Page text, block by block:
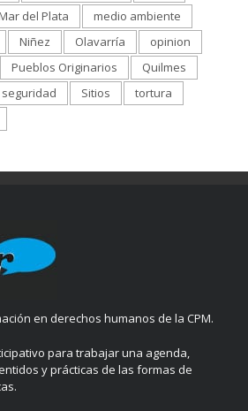
del Plata
medio ambiente
Niñez Olavarría
opinion
Pueblos Originarios
Quilmes
seguridad Sitios
tortura
en derechos humanos de la CPM.
para trabajar una agenda,
y prácticas de las formas de